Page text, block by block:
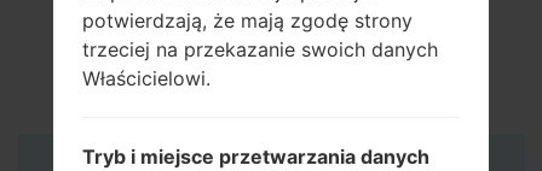
potwierdzają, że mają zgodę strony
trzeciej na przekazanie swoich danych
Właścicielowi.
Tryb i miejsce przetwarzania danych